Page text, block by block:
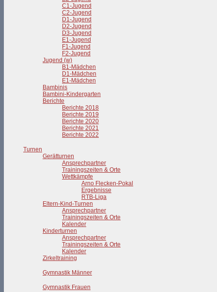
C1-Jugend
C2-Jugend
D1-Jugend
D2-Jugend
D3-Jugend
E1-Jugend
F1-Jugend
F2-Jugend
Jugend (w)
B1-Mädchen
D1-Mädchen
E1-Mädchen
Bambinis
Bambini-Kindergarten
Berichte
Berichte 2018
Berichte 2019
Berichte 2020
Berichte 2021
Berichte 2022
Turnen
Gerätturnen
Ansprechpartner
Trainingszeiten & Orte
Wettkämpfe
Arno Flecken-Pokal
Ergebnisse
RTB-Liga
Eltern-Kind-Turnen
Ansprechpartner
Trainingszeiten & Orte
Kalender
Kinderturnen
Ansprechpartner
Trainingszeiten & Orte
Kalender
Zirkeltraining
Gymnastik Männer
Gymnastik Frauen